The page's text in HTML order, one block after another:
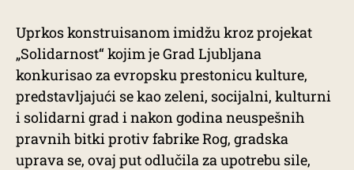
Uprkos konstruisanom imidžu kroz projekat
„Solidarnost“ kojim je Grad Ljubljana
konkurisao za evropsku prestonicu kulture,
predstavljajući se kao zeleni, socijalni, kulturni
i solidarni grad i nakon godina neuspešnih
pravnih bitki protiv fabrike Rog, gradska
uprava se, ovaj put odlučila za upotrebu sile,